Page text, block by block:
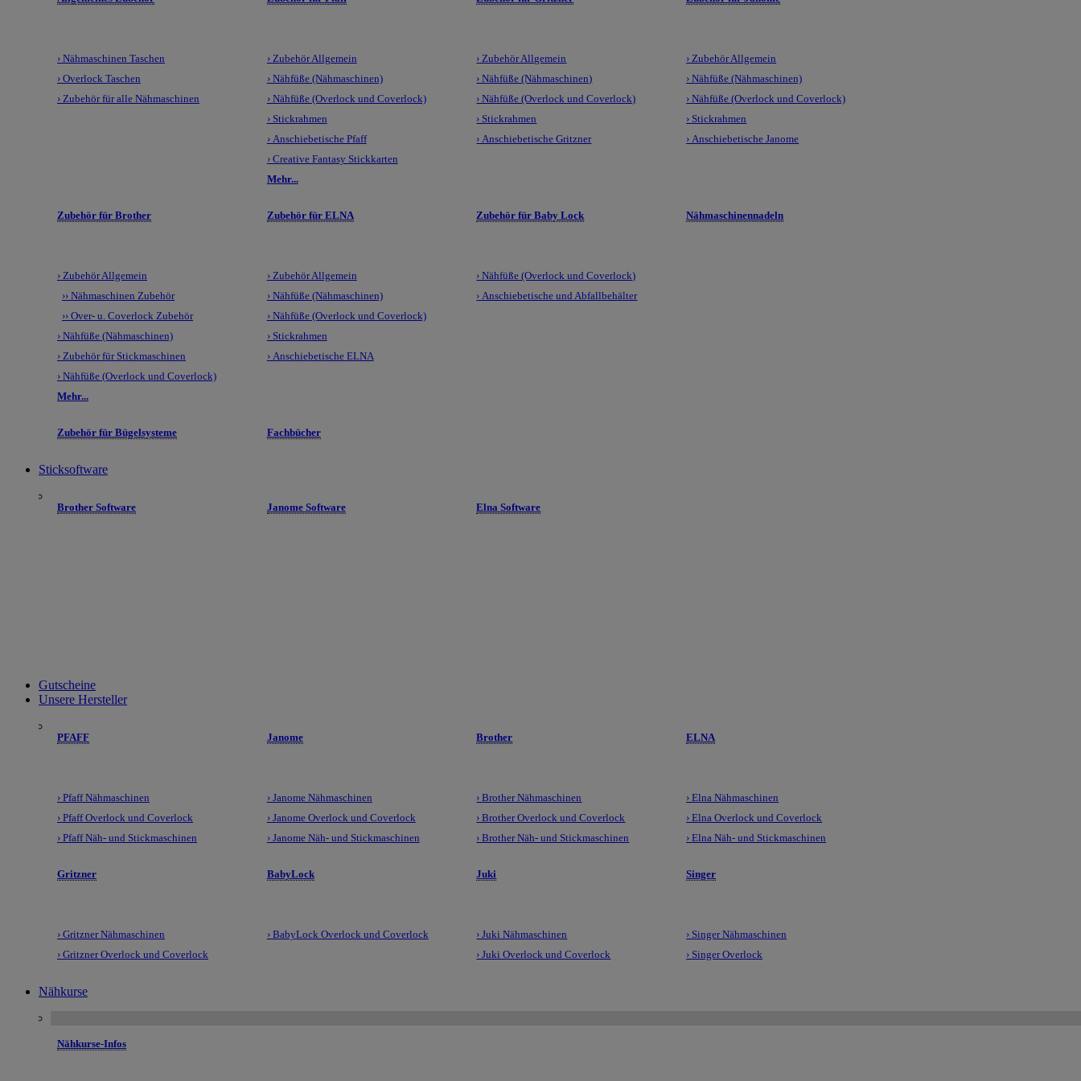
› Nähmaschinen Taschen
› Overlock Taschen
› Zubehör für alle Nähmaschinen
› Zubehör Allgemein
› Nähfüße (Nähmaschinen)
› Nähfüße (Overlock und Coverlock)
› Stickrahmen
› Anschiebetische Pfaff
› Creative Fantasy Stickkarten
Mehr...
› Zubehör Allgemein
› Nähfüße (Nähmaschinen)
› Nähfüße (Overlock und Coverlock)
› Stickrahmen
› Anschiebetische Gritzner
› Zubehör Allgemein
› Nähfüße (Nähmaschinen)
› Nähfüße (Overlock und Coverlock)
› Stickrahmen
› Anschiebetische Janome
Zubehör für Brother
› Zubehör Allgemein
›› Nähmaschinen Zubehör
›› Over- u. Coverlock Zubehör
› Nähfüße (Nähmaschinen)
› Zubehör für Stickmaschinen
› Nähfüße (Overlock und Coverlock)
Mehr...
Zubehör für ELNA
› Zubehör Allgemein
› Nähfüße (Nähmaschinen)
› Nähfüße (Overlock und Coverlock)
› Stickrahmen
› Anschiebetische ELNA
Zubehör für Baby Lock
› Nähfüße (Overlock und Coverlock)
› Anschiebetische und Abfallbehälter
Nähmaschinennadeln
Zubehör für Bügelsysteme Fachbücher
Sticksoftware
Brother Software Janome Software Elna Software
Gutscheine
Unsere Hersteller
PFAFF
› Pfaff Nähmaschinen
› Pfaff Overlock und Coverlock
› Pfaff Näh- und Stickmaschinen
Janome
› Janome Nähmaschinen
› Janome Overlock und Coverlock
› Janome Näh- und Stickmaschinen
Brother
› Brother Nähmaschinen
› Brother Overlock und Coverlock
› Brother Näh- und Stickmaschinen
ELNA
› Elna Nähmaschinen
› Elna Overlock und Coverlock
› Elna Näh- und Stickmaschinen
Gritzner
› Gritzner Nähmaschinen
› Gritzner Overlock und Coverlock
BabyLock
› BabyLock Overlock und Coverlock
Juki
› Juki Nähmaschinen
› Juki Overlock und Coverlock
Singer
› Singer Nähmaschinen
› Singer Overlock
Nähkurse
Nähkurse-Infos